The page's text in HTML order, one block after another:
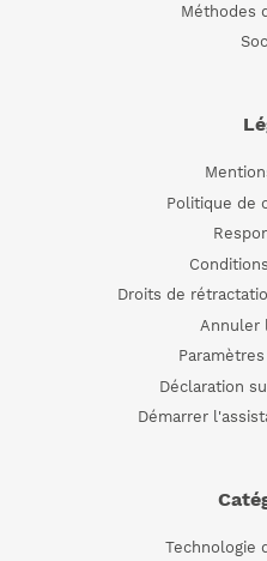
Méthodes
Politique de
Droits de
Annuler
Déclaration
Démarrer
Technologie